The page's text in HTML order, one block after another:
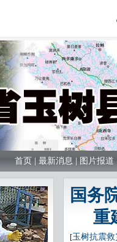
首页 |最新消息 图片报道
国务
重
[玉树抗震